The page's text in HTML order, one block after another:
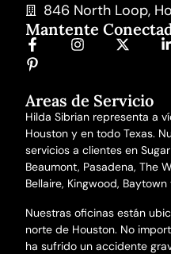
846 North Loop,
Mantente
Areas de Servicio
Hilda Sibrian representa a
Houston y en todo Texas.
servicios a clientes en
Beaumont, Pasadena, The
Bellaire, Kingwood, Baytown
Nuestras oficinas están
norte de Houston. No
ha sufrido un accidente